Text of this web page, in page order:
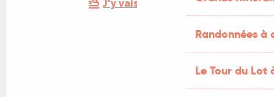
Randonnées
Le Tour du Lot
J'y vais en train !